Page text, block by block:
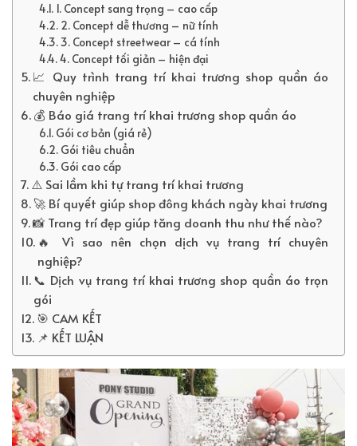
1. Concept sang trọng – cao cấp
2. Concept dễ thương – nữ tính
3. Concept streetwear – cá tính
4. Concept tối giản – hiện đại
📈 Quy trình trang trí khai trương shop quần áo
chuyên nghiệp
💰 Báo giá trang trí khai trương shop quần áo
Gói cơ bản (giá rẻ)
Gói tiêu chuẩn
Gói cao cấp
⚠️ Sai lầm khi tự trang trí khai trương
🚀 Bí quyết giúp shop đông khách ngày khai trương
📸 Trang trí đẹp giúp tăng doanh thu như thế nào?
🔥 Vì sao nên chọn dịch vụ trang trí chuyên
nghiệp?
📞 Dịch vụ trang trí khai trương shop quần áo trọn
gói
🎯 CAM KẾT
📌 KẾT LUẬN